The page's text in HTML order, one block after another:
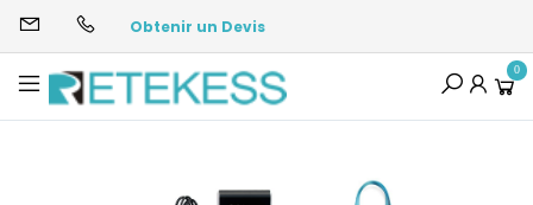
Obtenir un Devis
0